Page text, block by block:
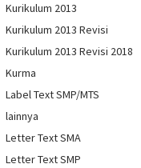
Kurikulum 2013
Kurikulum 2013 Revisi
Kurikulum 2013 Revisi 2018
Kurma
Label Text SMP/MTS
lainnya
Letter Text SMA
Letter Text SMP